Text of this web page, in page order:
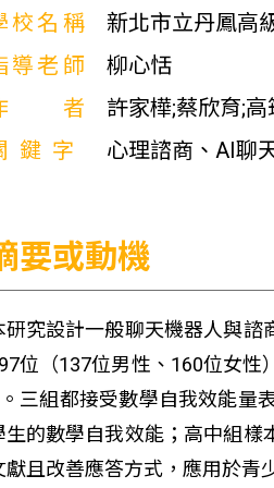
校名稱
新北市立丹鳳高
導老師
柳心恬
者
許家樺;蔡欣育;高
鍵字
心理諮商、AI聊
要或動機
研究設計一般聊天機器人與諮
位（137位男性、160位女性
三組都接受數學自我效能量
生的數學自我效能；高中組樣
獻且改善應答方式，應用於青